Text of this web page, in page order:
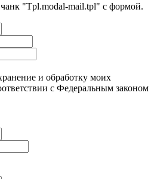
"Tpl.modal-mail.tpl" с формой.
и обработку моих
с Федеральным законом